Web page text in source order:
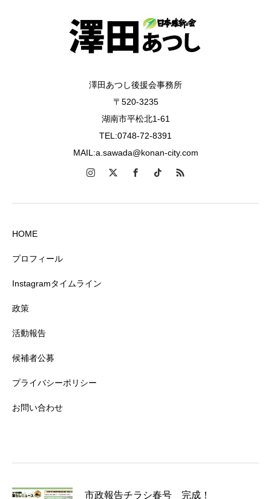
澤田あつし後援会事務所
〒520-3235
湖南市平松北1-61
TEL:0748-72-8391
MAIL:a.sawada@konan-city.com
HOME
プロフィール
Instagramタイムライン
政策
活動報告
候補者公募
プライバシーポリシー
お問い合わせ
市政報告チラシ春号 完成！